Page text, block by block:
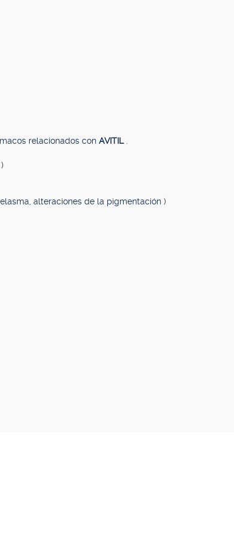
relacionados con AVITIL
alteraciones de la pigmentación )